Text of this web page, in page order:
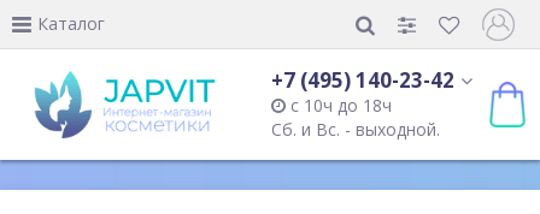
Каталог
+7 (495) 140-23-42
с 10ч до 18ч
Сб. и Вс. - выходной.